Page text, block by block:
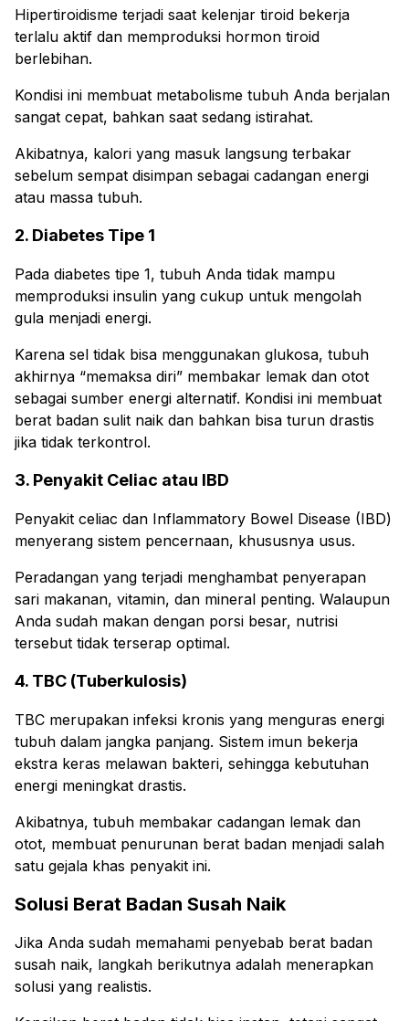
Hipertiroidisme terjadi saat kelenjar tiroid bekerja
terlalu aktif dan memproduksi hormon tiroid
berlebihan.
Kondisi ini membuat metabolisme tubuh Anda berjalan
sangat cepat, bahkan saat sedang istirahat.
Akibatnya, kalori yang masuk langsung terbakar
sebelum sempat disimpan sebagai cadangan energi
atau massa tubuh.
2. Diabetes Tipe 1
Pada diabetes tipe 1, tubuh Anda tidak mampu
memproduksi insulin yang cukup untuk mengolah
gula menjadi energi.
Karena sel tidak bisa menggunakan glukosa, tubuh
akhirnya “memaksa diri” membakar lemak dan otot
sebagai sumber energi alternatif. Kondisi ini membuat
berat badan sulit naik dan bahkan bisa turun drastis
jika tidak terkontrol.
3. Penyakit Celiac atau IBD
Penyakit celiac dan Inflammatory Bowel Disease (IBD)
menyerang sistem pencernaan, khususnya usus.
Peradangan yang terjadi menghambat penyerapan
sari makanan, vitamin, dan mineral penting. Walaupun
Anda sudah makan dengan porsi besar, nutrisi
tersebut tidak terserap optimal.
4. TBC (Tuberkulosis)
TBC merupakan infeksi kronis yang menguras energi
tubuh dalam jangka panjang. Sistem imun bekerja
ekstra keras melawan bakteri, sehingga kebutuhan
energi meningkat drastis.
Akibatnya, tubuh membakar cadangan lemak dan
otot, membuat penurunan berat badan menjadi salah
satu gejala khas penyakit ini.
Solusi Berat Badan Susah Naik
Jika Anda sudah memahami penyebab berat badan
susah naik, langkah berikutnya adalah menerapkan
solusi yang realistis.